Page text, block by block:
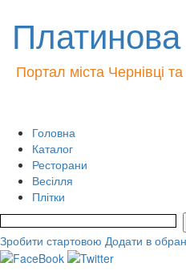
Портал міста Чернівці
Головна
Каталог
Ресторани
Весілля
Плітки
Зробити стартовою Додати в